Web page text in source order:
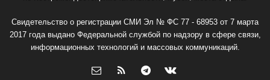
Свидетельство о регистрации СМИ Эл № ФС 77 - 68953 от 7 марта
2017 года выдано Федеральной службой по надзору в сфере связи,
информационных технологий и массовых коммуникаций.